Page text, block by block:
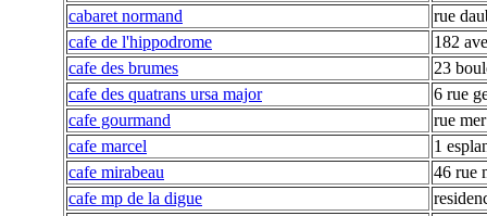
cabaret normand
rue
cafe de l'hippodrome
182
cafe des brumes
23
cafe des quatrans ursa major
6 rue
cafe gourmand
rue mer
cafe marcel
1
cafe mirabeau
46 rue
cafe mp de la digue